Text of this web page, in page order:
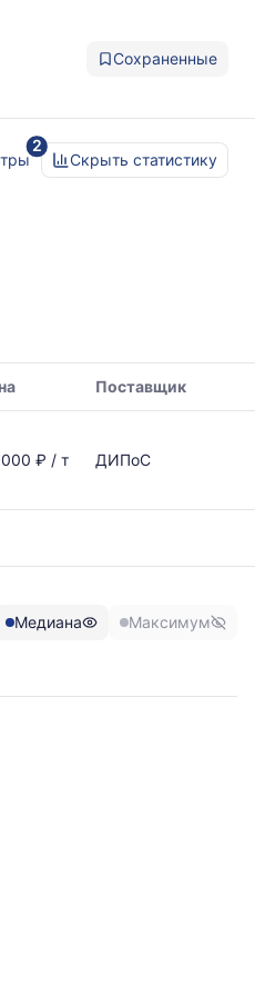
Сохраненные
2
Скрыть статистику
Поставщик
₽ / т ДИПоС
Медиана Максимум